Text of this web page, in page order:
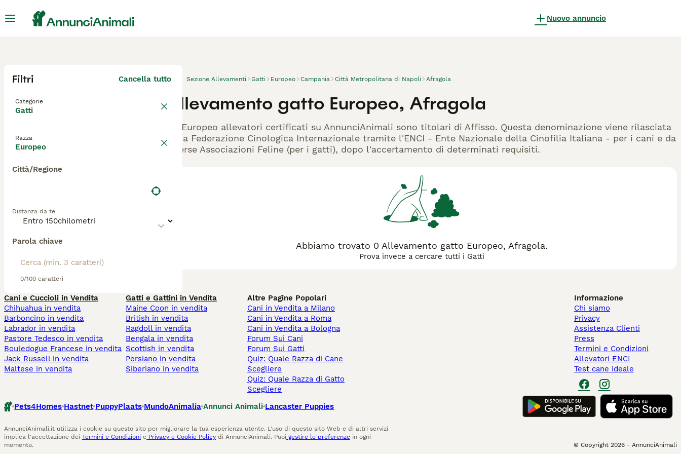
Nuovo annuncio
Filtri Cancella tutto
Categorie
Gatti
Razza
Europeo
Città/Regione
Distanza da te
Parola chiave
0/100 caratteri
Sezione Allevamenti Gatti Europeo Campania Città Metropolitana di Napoli Afragola
Allevamento gatto Europeo, Afragola
Gli Europeo allevatori certificati su AnnunciAnimali sono titolari di Affisso. Questa denominazione viene rilasciata
dalla Federazione Cinologica Internazionale tramite l'ENCI - Ente Nazionale della Cinofilia Italiana - per i cani e da
diverse Associazioni Feline (per i gatti), dopo l'accertamento di determinati requisiti.
Abbiamo trovato 0 Allevamento gatto Europeo, Afragola.
Prova invece a cercare tutti i Gatti
Cani e Cuccioli in Vendita
Chihuahua in vendita
Barboncino in vendita
Labrador in vendita
Pastore Tedesco in vendita
Bouledogue Francese in vendita
Jack Russell in vendita
Maltese in vendita
Gatti e Gattini in Vendita
Maine Coon in vendita
British in vendita
Ragdoll in vendita
Bengala in vendita
Scottish in vendita
Persiano in vendita
Siberiano in vendita
Altre Pagine Popolari
Cani in Vendita a Milano
Cani in Vendita a Roma
Cani in Vendita a Bologna
Forum Sui Cani
Forum Sui Gatti
Quiz: Quale Razza di Cane
Scegliere
Quiz: Quale Razza di Gatto
Scegliere
Informazione
Chi siamo
Privacy
Assistenza Clienti
Press
Termini e Condizioni
Allevatori ENCI
Test cane ideale
Pets4Homes Hastnet PuppyPlaats MundoAnimalia Annunci Animali Lancaster Puppies
AnnunciAnimali.it utilizza i cookie su questo sito per migliorare la tua esperienza utente. L'uso di questo sito Web e di altri servizi
implica l'accettazione dei Termini e Condizioni e Privacy e Cookie Policy di AnnunciAnimali. Puoi gestire le preferenze in ogni
momento.
© Copyright 2026 - AnnunciAnimali